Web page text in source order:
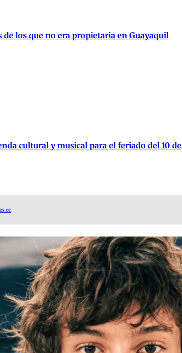
los que no era propietaria en Guayaquil
cultural y musical para el feriado del 10 de